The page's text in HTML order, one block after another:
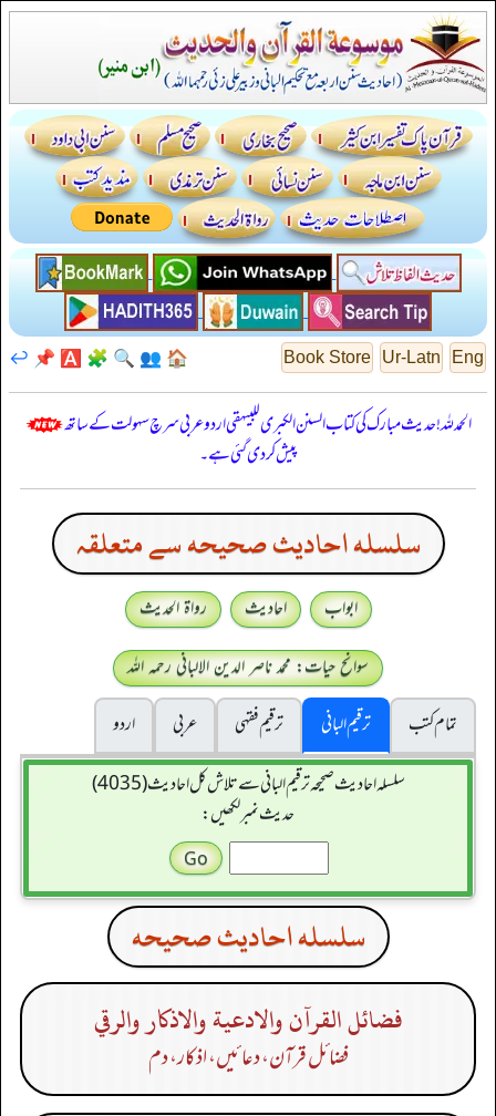
Eng
Ur-Latn
Book Store
🏠
👥
🔍
🧩
🅰️
📌
↩️
الحمدللہ! حدیث مبارک کی کتاب السنن الكبرى للبيهقي اردو عربی سرچ سہولت کے ساتھ
پیش کر دی گئی ہے۔
سلسله احاديث صحيحه سے متعلقہ
ابواب احادیث
رواۃ الحدیث
سوانح حیات: محمد ناصر الدین الالبانی رحمہ اللہ
تمام کتب
ترقیم البانی ترقيم فقہی عربی
اردو
سلسله احاديث صحيحه ترقیم البانی سے تلاش کل احادیث (4035)
حدیث نمبر لکھیں:
سلسله احاديث صحيحه
فضائل القرآن والادعية والاذكار والرقي
فضائل قرآن، دعا ئیں، اذکار، دم